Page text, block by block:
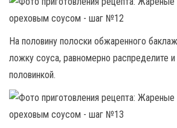
На половину полоски обжаренного
ложку соуса, равномерно распределите и
половинкой.